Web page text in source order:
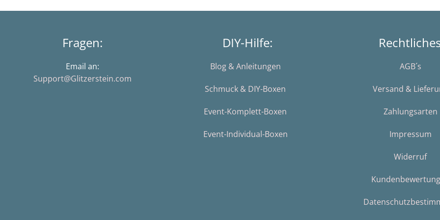
Fragen:
Email an:
Support@Glitzerstein.com
DIY-Hilfe:
Blog & Anleitungen
Schmuck & DIY-Boxen
Event-Komplett-Boxen
Event-Individual-Boxen
AGB´s
Versand &
Zahlungsarten
Impressum
Widerruf